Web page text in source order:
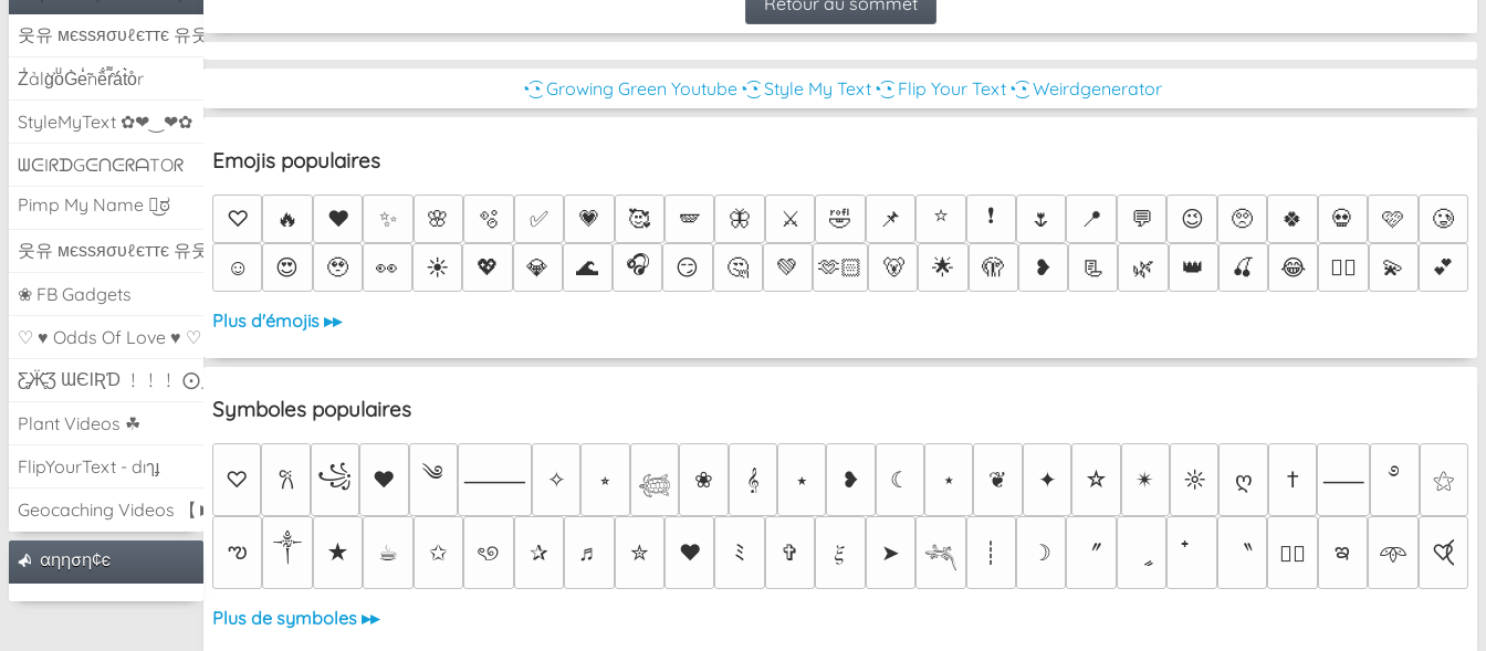
웃유 мєѕѕяσυℓєттє 유웃
Z̾ảlg̀͐oͧG̀e̒̃nȅ̐r͌̑á͑t͛o̊r
StyleMyText ✿❤‿❤✿
ᗯᕮIᖇᗪGᕮᑎᕮᖇᗩTOᖇ
Pimp My Name ಠ͜ಠ
웃유 мєѕѕяσυℓєттє 유웃
❀ FB Gadgets
♡ ♥ Odds Of Love ♥ ♡
Ƹ̵̡Ӝ̵̨̄Ʒ ƜЄƖƦƊ ﹗﹗﹗ ⨀_⨀
Plant Videos ☘
FlipYourText - dıๅɟ
Geocaching Videos 【►】
αηηση¢є
◔͜͡◔ Growing Green Youtube◔͜͡◔ Style My Text◔͜͡◔ Flip Your Text◔͜͡◔ Weirdgenerator
Emojis populaires
♡ 🔥 ❤️ ✨ 🌸 🫧 ✅ 💗 🥰 🪽 🦋 ⚔️ 🤣 📌 ⭐ ❗ 🌷 📍 💬 😉 🥺 🍀 💀 🩷
🥲
☺️
😍 🥹 👀 ☀️ 💖 💎 🌊 🎧 😏 🤔 💚 🫶🏻 🐻 🌟 🫣 ❥ 📃 🌿 👑 🍒 😂 ❤️‍🔥 💫 💕
Plus d'émojis ▸▸
Symboles populaires
♡ 𐙚 ꧁ ♥ ༄ ⸻ ✧ ⭒ 𓆉 ❀ 𝄞 ⭑ ❥ ☾ ⋆ ❦ ✦ ☆ ✴︎ ☼ ღ † ⸺ ࿔ ⚝
ఌ ༒︎ ★ ☕︎ ✩ ৎ୭ ✰ ♬ ✮ ❤ ﾐ ✞ 𝜉 ➤ 𓆈 ┊ ☽ 〞 〝 ♡⃕ ఇ 𖥸 ♡⃝
Plus de symboles ▸▸